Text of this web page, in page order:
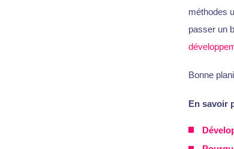
méthodes
passer un
Bonne
En savoir